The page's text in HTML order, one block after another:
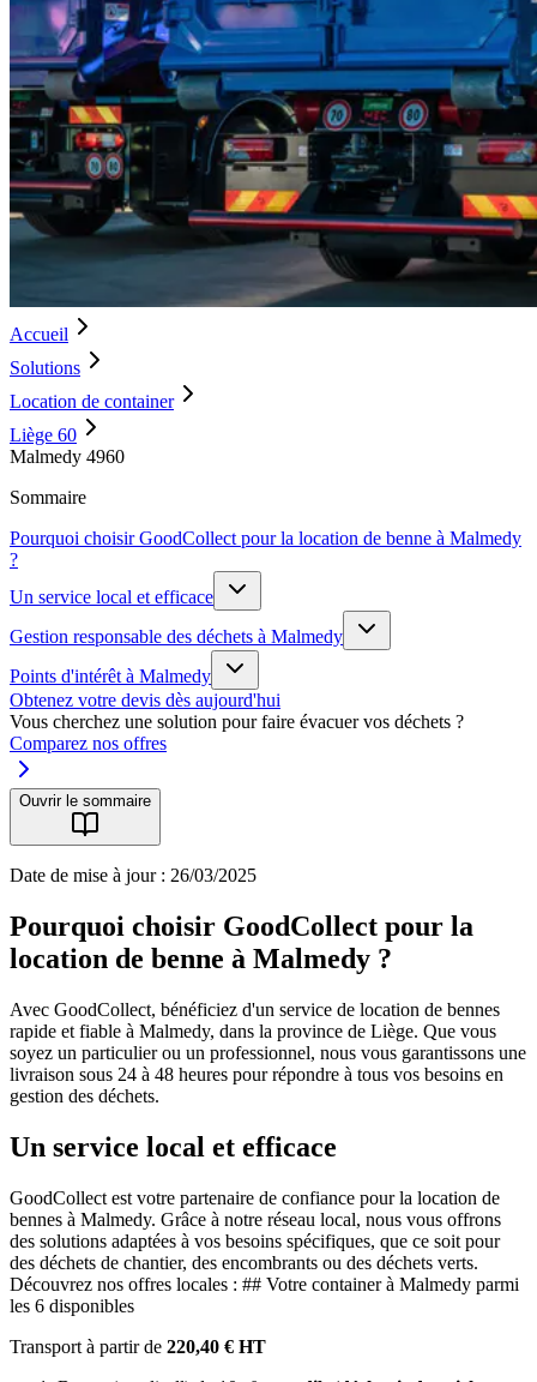
Accueil
Solutions
Location de container
Liège 60
Malmedy 4960
Sommaire
Pourquoi choisir GoodCollect pour la location de benne à Malmedy
?
Un service local et efficace
Gestion responsable des déchets à Malmedy
Points d'intérêt à Malmedy
Obtenez votre devis dès aujourd'hui
Vous cherchez une solution pour faire évacuer vos déchets ?
Comparez nos offres
Ouvrir le sommaire
Date de mise à jour : 26/03/2025
Pourquoi choisir GoodCollect pour la
location de benne à Malmedy ?
Avec GoodCollect, bénéficiez d'un service de location de bennes
rapide et fiable à Malmedy, dans la province de Liège. Que vous
soyez un particulier ou un professionnel, nous vous garantissons une
livraison sous 24 à 48 heures pour répondre à tous vos besoins en
gestion des déchets.
Un service local et efficace
GoodCollect est votre partenaire de confiance pour la location de
bennes à Malmedy. Grâce à notre réseau local, nous vous offrons
des solutions adaptées à vos besoins spécifiques, que ce soit pour
des déchets de chantier, des encombrants ou des déchets verts.
Découvrez nos offres locales : ## Votre container à Malmedy parmi
les 6 disponibles
Transport à partir de 220,40 € HT